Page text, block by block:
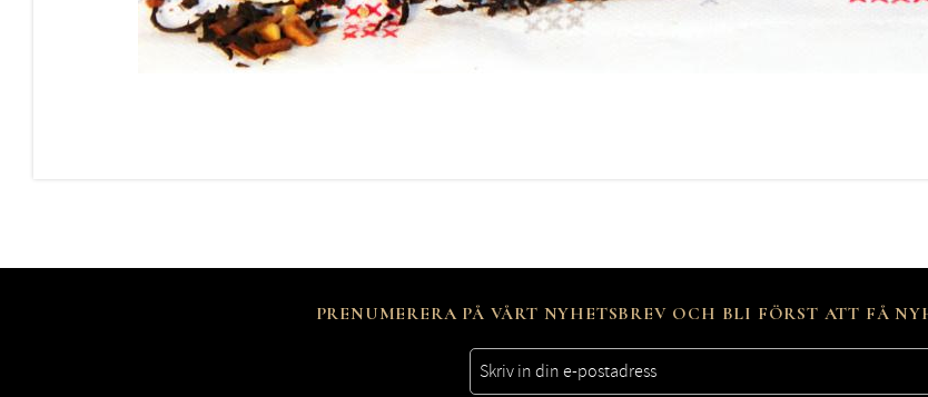
PRENUMERERA PÅ VÅRT NYHETSBREV OCH BLI FÖRST ATT FÅ